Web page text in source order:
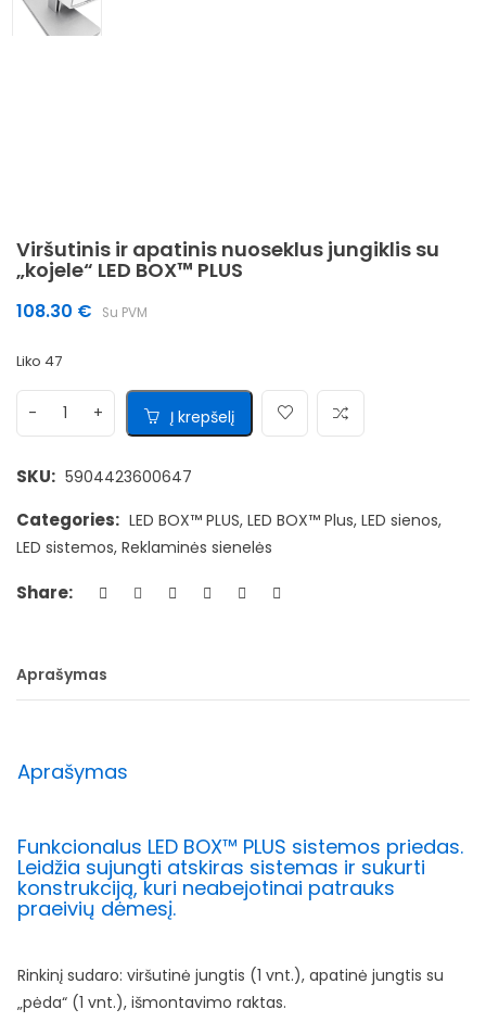
Viršutinis ir apatinis nuoseklus jungiklis su
„kojele“ LED BOX™ PLUS
108.30 € Su PVM
Liko 47
Į krepšelį
SKU: 5904423600647
Categories: LED BOX™ PLUS, LED BOX™ Plus, LED sienos,
LED sistemos, Reklaminės sienelės
Share:
Aprašymas
Aprašymas
Funkcionalus LED BOX™ PLUS sistemos priedas.
Leidžia sujungti atskiras sistemas ir sukurti
konstrukciją, kuri neabejotinai patrauks
praeivių dėmesį.
Rinkinį sudaro: viršutinė jungtis (1 vnt.), apatinė jungtis su
„pėda“ (1 vnt.), išmontavimo raktas.